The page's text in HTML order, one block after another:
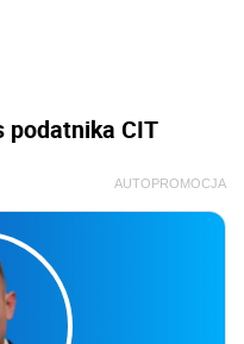
podatnika CIT
AUTOPROMOCJA